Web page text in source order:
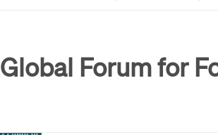
Global Forum for